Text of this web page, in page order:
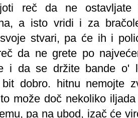
reč da ne ostavljate
a isto vridi i za
stvari, pa će ih i
da ne grete po
i da se držite bande o'
dobro. hitnu nemojte
može doč nekoliko
pa na ubod, izač će